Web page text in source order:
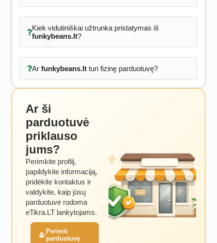
Kiek vidutiniškai užtrunka pristatymas iš
funkybeans.lt?
Ar funkybeans.ltturi fizinę parduotuvę?
Ar ši
parduotuvė
priklauso
jums?
Perimkite profilį,
papildykite informaciją,
pridėkite kontaktus ir
valdykite, kaip jūsų
parduotuvė rodoma
eTikra.LT lankytojams.
Perimti
parduotuvę